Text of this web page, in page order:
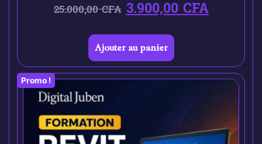
25.000,00CFA 3.900,00CFA
Ajouter au panier
Promo !